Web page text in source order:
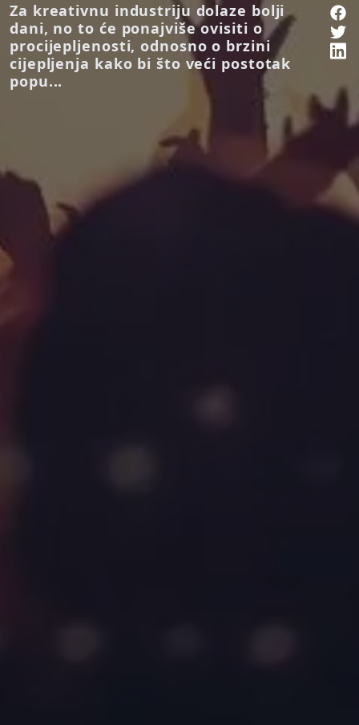
Za kreativnu industriju dolaze bolji
dani, no to će ponajviše ovisiti o
procijepljenosti, odnosno o brzini
cijepljenja kako bi što veći postotak
popu...